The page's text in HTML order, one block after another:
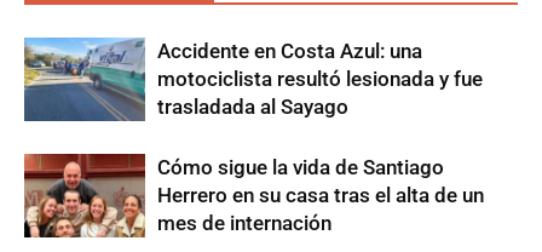
Accidente en Costa Azul: una
motociclista resultó lesionada y fue
trasladada al Sayago
Cómo sigue la vida de Santiago
Herrero en su casa tras el alta de un
mes de internación